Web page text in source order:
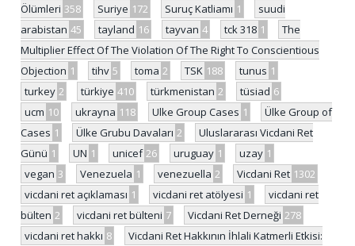
Ölümleri 358 Suriye 172 Suruç Katliamı 1
suudi
arabistan 45 tayland 16 tayvan 4 tck 318 1
The
Multiplier Effect Of The Violation Of The Right To Conscientious
Objection 1 tihv 5 toma 2 TSK 188 tunus 1
turkey 2 türkiye 410 türkmenistan 2 tüsiad 6
ucm 10 ukrayna 118 Ulke Group Cases 1
Ülke Group of
Cases 1 Ülke Grubu Davaları 2
Uluslararası Vicdani Ret
Günü 1 UN 1 unicef 26 uruguay 1 uzay 1
vegan 3 Venezuela 1 venezuella 2 Vicdani Ret 1302
vicdani ret açıklaması 1 vicdani ret atölyesi 1
vicdani ret
bülten 2 vicdani ret bülteni 7 Vicdani Ret Derneği 278
vicdani ret hakkı 8
Vicdani Ret Hakkının İhlali Katmerli Etkisi: